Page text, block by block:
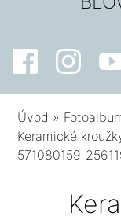
Úvod »
Keramické